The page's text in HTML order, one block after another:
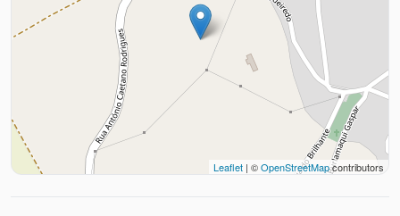
Leaflet | ©OpenStreetMapcontributors